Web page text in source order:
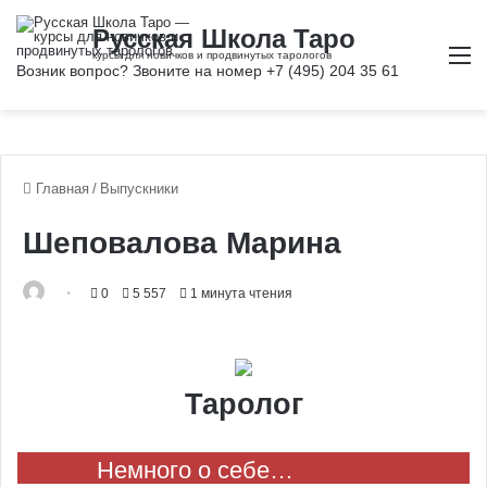
Главная / Выпускники
Шеповалова Марина
0 5 557 1 минута чтения
Таролог
Немного о себе…